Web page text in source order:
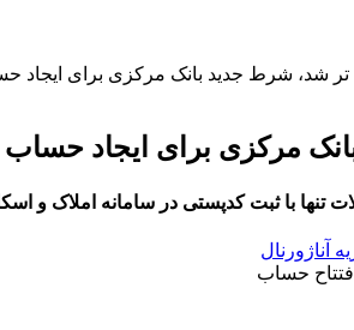
شد، شرط جدید بانک مرکزی برای ایجاد
مرکزی برای ایجاد حساب
با ثبت کدپستی در سامانه املاک و
آناژورنال